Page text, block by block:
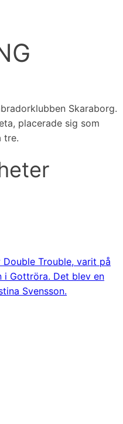
Skaraborg.
placerade sig som
tre.
Trouble, varit på
i Gottröra. Det blev en
Svensson.